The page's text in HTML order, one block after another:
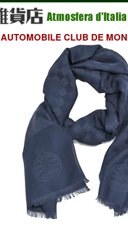
AUTOMOBILE CLUB DE